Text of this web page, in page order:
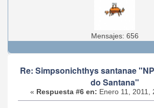
Mensajes: 656
Re: Simpsonichthys santanae
do Santana"
« Respuesta #6 en: Enero 11, 2011,